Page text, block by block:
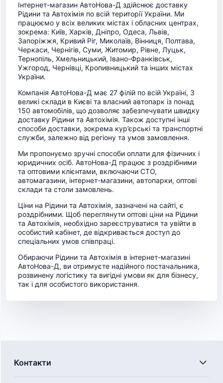
Інтернет-магазин АвтоНова-Д здійснює доставку
Рідини та Автохімія по всій території України. Ми
працюємо у всіх великих містах і обласних центрах,
зокрема: Київ, Харків, Дніпро, Одеса, Львів,
Запоріжжя, Кривий Ріг, Миколаїв, Вінниця, Полтава,
Черкаси, Чернігів, Суми, Житомир, Рівне, Луцьк,
Тернопіль, Хмельницький, Івано-Франківськ,
Ужгород, Чернівці, Кропивницький та інших містах
України.
Компанія АвтоНова-Д має 27 філій по всій Україні, 3
великі склади в Києві та власний автопарк із понад
150 автомобілів, що дозволяє забезпечувати швидку
доставку Рідини та Автохімія. Також доступні інші
способи доставки, зокрема кур’єрські та транспортні
служби, залежно від регіону та умов замовлення.
Ми пропонуємо зручні способи оплати для фізичних і
юридичних осіб. АвтоНова-Д працює з роздрібними
та оптовими клієнтами, включаючи СТО,
автомагазини, інтернет-магазини, автопарки, оптові
склади та столи замовлень.
Ціни на Рідини та Автохімія, зазначені на сайті, є
роздрібними. Щоб переглянути оптові ціни на Рідини
та Автохімія, необхідно зареєструватися та увійти в
особистий кабінет, де відкривається доступ до
спеціальних умов співпраці.
Обираючи Рідини та Автохімія в інтернет-магазині
АвтоНова-Д, ви отримуєте надійного постачальника,
розвинену логістику та вигідні умови як для бізнесу,
так і для особистого використання.
Контакти